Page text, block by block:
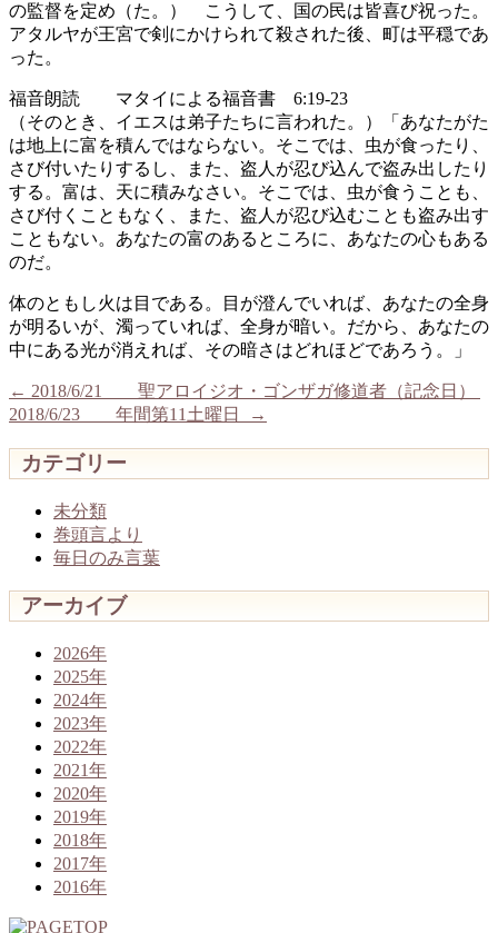
の監督を定め（た。） こうして、国の民は皆喜び祝った。
アタルヤが王宮で剣にかけられて殺された後、町は平穏であ
った。
福音朗読 マタイによる福音書 6:19-23
（そのとき、イエスは弟子たちに言われた。）「あなたがた
は地上に富を積んではならない。そこでは、虫が食ったり、
さび付いたりするし、また、盗人が忍び込んで盗み出したり
する。富は、天に積みなさい。そこでは、虫が食うことも、
さび付くこともなく、また、盗人が忍び込むことも盗み出す
こともない。あなたの富のあるところに、あなたの心もある
のだ。
体のともし火は目である。目が澄んでいれば、あなたの全身
が明るいが、濁っていれば、全身が暗い。だから、あなたの
中にある光が消えれば、その暗さはどれほどであろう。」
← 2018/6/21 聖アロイジオ・ゴンザガ修道者（記念日）
2018/6/23 年間第11土曜日
→
カテゴリー
未分類
巻頭言より
毎日のみ言葉
アーカイブ
2026年
2025年
2024年
2023年
2022年
2021年
2020年
2019年
2018年
2017年
2016年